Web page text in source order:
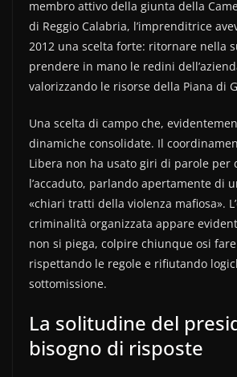
membro attivo della giunta della
di Reggio Calabria, l’imprenditrice
2012 una scelta forte: ritornare nella
prendere in mano le redini
valorizzando le risorse della Piana di
Una scelta di campo che,
dinamiche consolidate. Il
Libera non ha usato giri di parole per
l’accaduto, parlando apertamente di
«chiari tratti della violenza mafiosa».
criminalità organizzata appare
non si piega, colpire chiunque osi
rispettando le regole e rifiutando
sottomissione.
La solitudine del
bisogno di risposte